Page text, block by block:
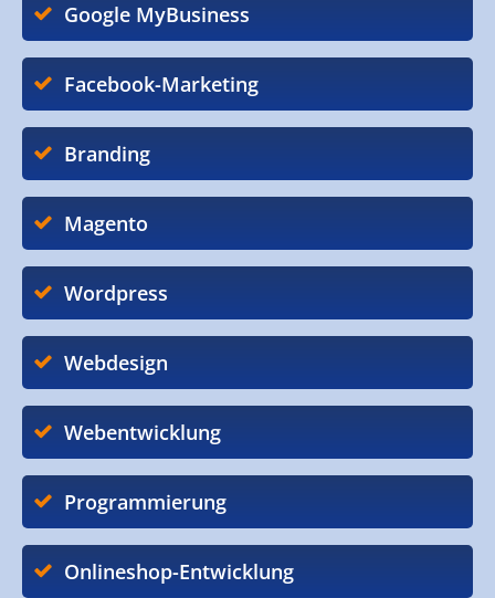
Google MyBusiness
Facebook-Marketing
Branding
Magento
Wordpress
Webdesign
Webentwicklung
Programmierung
Onlineshop-Entwicklung